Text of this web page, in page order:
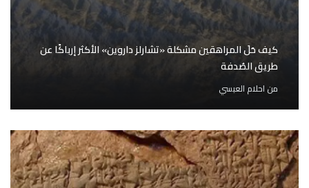
كيف حَلَ المراهقين مشكلة «تشارلز داروين» الأكثر إرباكًا عن
طريق الصُدفة
من احلام العبسي